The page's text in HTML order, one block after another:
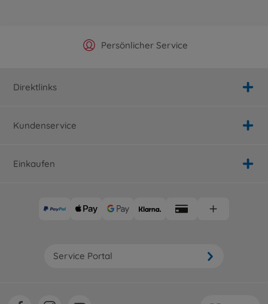
Offizieller Hersteller Shop
Persönlicher Service
Versandkostenfrei ab 25€
Schnelle Lieferung
Direktlinks
Kundenservice
Einkaufen
Service Portal